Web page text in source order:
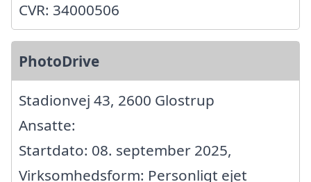
CVR: 34000506
PhotoDrive
Stadionvej 43, 2600 Glostrup
Ansatte:
Startdato: 08. september 2025,
Virksomhedsform: Personligt ejet